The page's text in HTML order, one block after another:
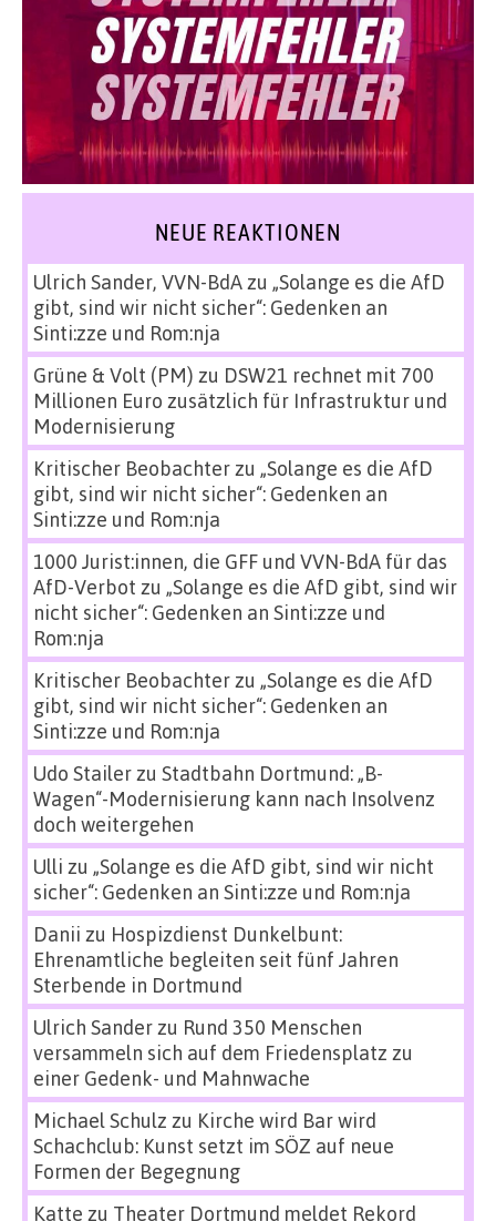
NEUE REAKTIONEN
Ulrich Sander, VVN-BdAzu „Solange es die AfD
gibt, sind wir nicht sicher“: Gedenken an
Sinti:zze und Rom:nja
Grüne & Volt (PM) zu DSW21 rechnet mit 700
Millionen Euro zusätzlich für Infrastruktur und
Modernisierung
Kritischer Beobachterzu „Solange es die AfD
gibt, sind wir nicht sicher“: Gedenken an
Sinti:zze und Rom:nja
1000 Jurist:innen, die GFF und VVN-BdA für das
AfD-Verbot zu „Solange es die AfD gibt, sind wir
nicht sicher“: Gedenken an Sinti:zze und
Rom:nja
Kritischer Beobachterzu „Solange es die AfD
gibt, sind wir nicht sicher“: Gedenken an
Sinti:zze und Rom:nja
Udo Stailerzu Stadtbahn Dortmund: „B-
Wagen“-Modernisierung kann nach Insolvenz
doch weitergehen
Ulli zu „Solange es die AfD gibt, sind wir nicht
sicher“: Gedenken an Sinti:zze und Rom:nja
Danii zu Hospizdienst Dunkelbunt:
Ehrenamtliche begleiten seit fünf Jahren
Sterbende in Dortmund
Ulrich Sanderzu Rund 350 Menschen
versammeln sich auf dem Friedensplatz zu
einer Gedenk- und Mahnwache
Michael Schulz zu Kirche wird Bar wird
Schachclub: Kunst setzt im SÖZ auf neue
Formen der Begegnung
Katte zu Theater Dortmund meldet Rekord